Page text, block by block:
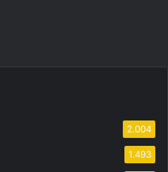
2.004
1.493